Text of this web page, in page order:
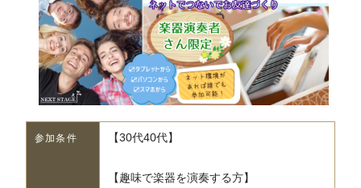
参加条件 【30代40代】
【趣味で楽器を演奏する方】